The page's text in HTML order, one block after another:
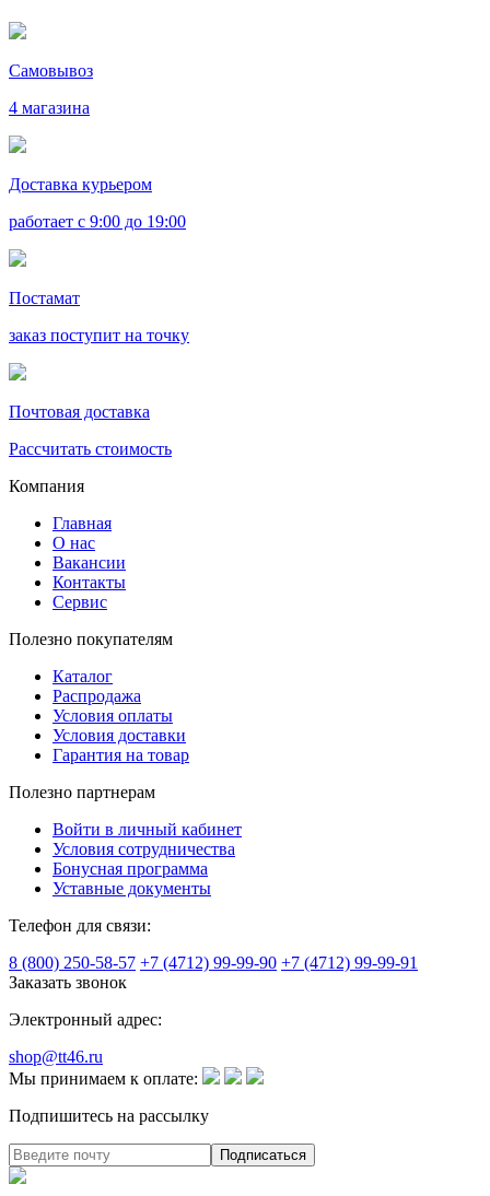
Самовывоз
4 магазина
Доставка курьером
работает с 9:00 до 19:00
Постамат
заказ поступит на точку
Почтовая доставка
Рассчитать стоимость
Компания
Главная
О нас
Вакансии
Контакты
Сервис
Полезно покупателям
Каталог
Распродажа
Условия оплаты
Условия доставки
Гарантия на товар
Полезно партнерам
Войти в личный кабинет
Условия сотрудничества
Бонусная программа
Уставные документы
Телефон для связи:
8 (800) 250-58-57 +7 (4712) 99-99-90 +7 (4712) 99-99-91
Заказать звонок
Электронный адрес:
shop@tt46.ru
Мы принимаем к оплате:
Подпишитесь на рассылку